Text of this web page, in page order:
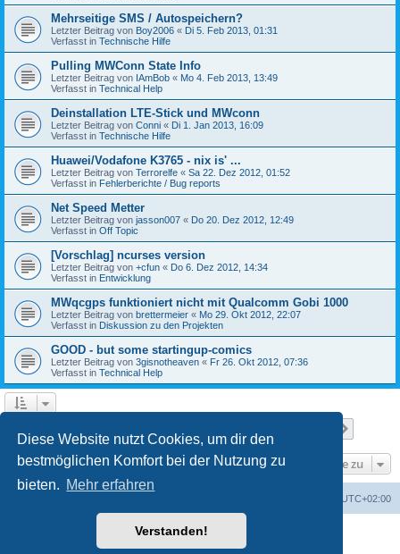
Diese Website nutzt Cookies, um dir den
bestmöglichen Komfort bei der Nutzung zu
bieten. Mehr erfahren
Verstanden!
Mehrseitige SMS / Autospeichern?
Letzter Beitrag von Boy2006 « Di 5. Feb 2013, 01:31
Verfasst in Technische Hilfe
Pulling MWConn State Info
Letzter Beitrag von IAmBob « Mo 4. Feb 2013, 13:49
Verfasst in Technical Help
Deinstallation LTE-Stick und MWconn
Letzter Beitrag von Conni « Di 1. Jan 2013, 16:09
Verfasst in Technische Hilfe
Huawei/Vodafone K3765 - nix is' ...
Letzter Beitrag von Terrorelfe « Sa 22. Dez 2012, 01:52
Verfasst in Fehlerberichte / Bug reports
Net Speed Metter
Letzter Beitrag von jasson007 « Do 20. Dez 2012, 12:49
Verfasst in Off Topic
[Vorschlag] ncurses version
Letzter Beitrag von +cfun « Do 6. Dez 2012, 14:34
Verfasst in Entwicklung
MWqcgps funktioniert nicht mit Qualcomm Gobi 1000
Letzter Beitrag von brettermeier « Mo 29. Okt 2012, 22:07
Verfasst in Diskussion zu den Projekten
GOOD - but some startingup-comics
Letzter Beitrag von 3gisnotheaven « Fr 26. Okt 2012, 07:36
Verfasst in Technical Help
Gehe zu
UTC+02:00
Powered byphpBB® Forum Software © phpBB Limited
phpBB.de